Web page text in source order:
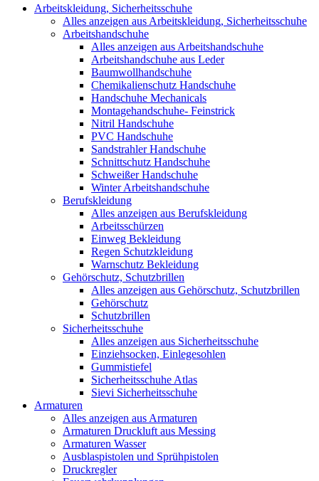
Arbeitskleidung, Sicherheitsschuhe
Alles anzeigen aus Arbeitskleidung, Sicherheitsschuhe
Arbeitshandschuhe
Alles anzeigen aus Arbeitshandschuhe
Arbeitshandschuhe aus Leder
Baumwollhandschuhe
Chemikalienschutz Handschuhe
Handschuhe Mechanicals
Montagehandschuhe- Feinstrick
Nitril Handschuhe
PVC Handschuhe
Sandstrahler Handschuhe
Schnittschutz Handschuhe
Schweißer Handschuhe
Winter Arbeitshandschuhe
Berufskleidung
Alles anzeigen aus Berufskleidung
Arbeitsschürzen
Einweg Bekleidung
Regen Schutzkleidung
Warnschutz Bekleidung
Gehörschutz, Schutzbrillen
Alles anzeigen aus Gehörschutz, Schutzbrillen
Gehörschutz
Schutzbrillen
Sicherheitsschuhe
Alles anzeigen aus Sicherheitsschuhe
Einziehsocken, Einlegesohlen
Gummistiefel
Sicherheitsschuhe Atlas
Sievi Sicherheitsschuhe
Armaturen
Alles anzeigen aus Armaturen
Armaturen Druckluft aus Messing
Armaturen Wasser
Ausblaspistolen und Sprühpistolen
Druckregler